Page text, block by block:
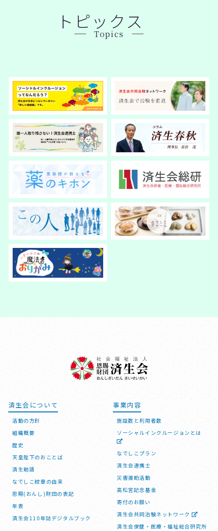
トピックス
Topics
済生会について
活動の方針
組織概要
歴史
天皇陛下のおことば
済生勅語
なでしこ紋章の由来
恩賜(おんし)財団の表記
年表
済生会110年誌デジタルブック
事業内容
施設数と利用者数
ソーシャルインクルージョンとは
なでしこプラン
済生会連携士
災害援助活動
高松宮記念基金
寄付のお願い
済生会共同治験ネットワーク
済生会保健・医療・福祉総合研究所